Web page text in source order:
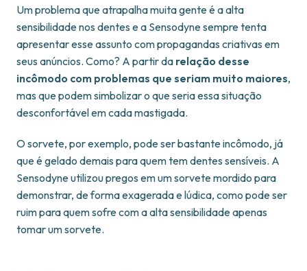
Um problema que atrapalha muita gente é a alta
sensibilidade nos dentes e a Sensodyne sempre tenta
apresentar esse assunto com propagandas criativas em
seus anúncios. Como? A partir da relação desse
incômodo com problemas que seriam muito maiores,
mas que podem simbolizar o que seria essa situação
desconfortável em cada mastigada.
O sorvete, por exemplo, pode ser bastante incômodo, já
que é gelado demais para quem tem dentes sensíveis. A
Sensodyne utilizou pregos em um sorvete mordido para
demonstrar, de forma exagerada e lúdica, como pode ser
ruim para quem sofre com a alta sensibilidade apenas
tomar um sorvete.